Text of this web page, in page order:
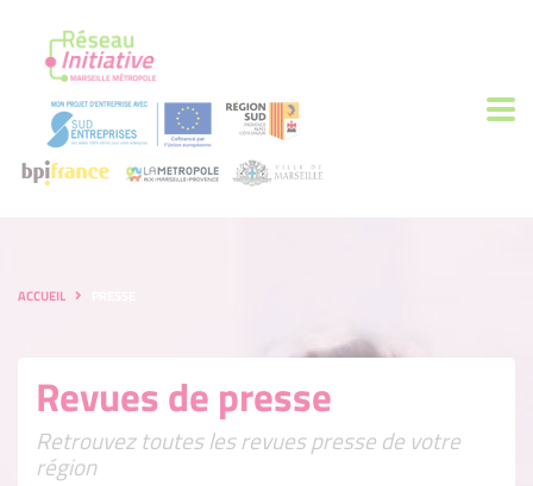
ACCUEIL
Revues de presse
Retrouvez toutes les revues presse de votre
région